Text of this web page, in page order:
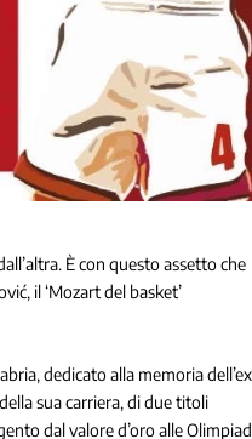
È con questo assetto che
il ‘Mozart del basket’
dedicato alla memoria dell’ex
sua carriera, di due titoli
dal valore d’oro alle